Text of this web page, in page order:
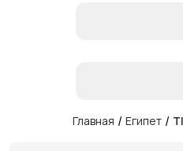
Главная / Египет /